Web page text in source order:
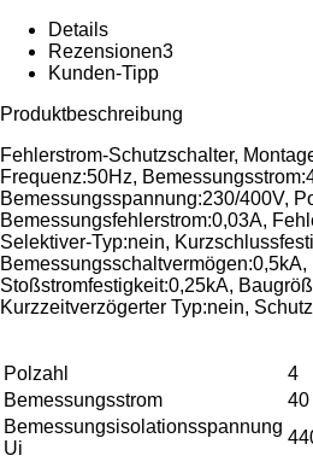
Details
Rezensionen3
Kunden-Tipp
Produktbeschreibung
Fehlerstrom-Schutzschalter,
Frequenz:50Hz,
Bemessungsspannung:230/400V,
Bemessungsfehlerstrom:0,03A,
Selektiver-Typ:nein,
Bemessungsschaltvermögen:0,5kA,
Stoßstromfestigkeit:0,25kA,
Kurzzeitverzögerter Typ:nein,
Polzahl 4
Bemessungsstrom
40
Bemessungsisolationsspannung
Ui